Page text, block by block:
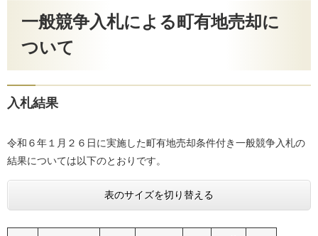
一般競争入札による町有地売却に
ついて
入札結果
令和６年１月２６日に実施した町有地売却条件付き一般競争入札の
結果については以下のとおりです。
表のサイズを切り替える